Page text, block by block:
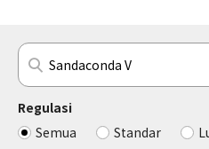
Regulasi
Semua
Standar